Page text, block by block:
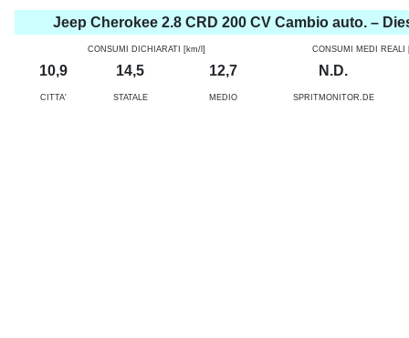
Jeep Cherokee 2.8 CRD 200 CV Cambio auto. –
CONSUMI DICHIARATI [km/l] CONSUMI MEDI REALI
10,9 14,5 12,7 N.D.
CITTA' STATALE MEDIO SPRITMONITOR.DE